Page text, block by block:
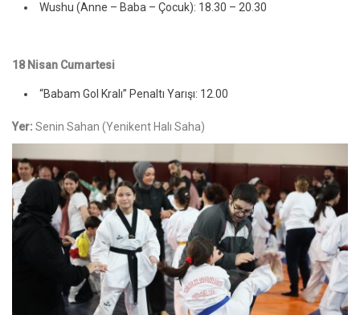
Wushu (Anne – Baba – Çocuk): 18.30 – 20.30
18 Nisan Cumartesi
“Babam Gol Kralı” Penaltı Yarışı: 12.00
Yer: Senin Sahan (Yenikent Halı Saha)